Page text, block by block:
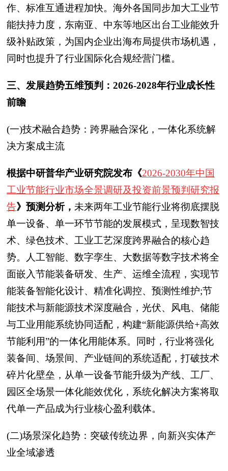
作、标准互通进程加快。海外各国同步加大工业节
能扶持力度，东南亚、中东等地区出台工业能效升
级补贴政策，为国内企业出海布局提供市场机遇，
同时也提升了行业国际化合规经营门槛。
三、发展趋势五维预判：2026-2028年行业成长性
前瞻
(一)技术融合趋势：跨界融合深化，一体化系统解
决方案成主流
根据中研普华产业研究院发布《2026-2030年中国
工业节能行业市场全景调研及投资前景预判研究报
告》预测分析， 未来两年工业节能行业将彻底摆脱
单一设备、单一环节节能的发展模式，呈现数智技
术、绿色技术、工业工艺深度跨界融合的核心趋
势。人工智能、数字孪生、大数据等数字技术将全
面嵌入节能装备研发、生产、运维全流程，实现节
能装备智能化设计、精准化调控、预测性维护;节
能技术与新能源技术深度融合，光伏、风电、储能
与工业用能系统协同适配，构建“新能源供给+高效
节能利用”的一体化用能体系。同时，行业将强化
装备间、场景间、产业链间的系统适配，打破技术
碎片化壁垒，从单一设备节能升级为产线、工厂、
园区全场景一体化能效优化，系统化解决方案将取
代单一产品成为行业核心盈利载体。
(二)场景深化趋势：突破传统边界，向新兴实体产
业全域渗透